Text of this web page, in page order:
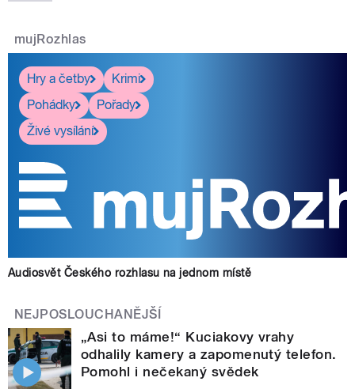
mujRozhlas
Hry a četby
Krimi
Pohádky
Pořady
Živé vysílání
Audiosvět Českého rozhlasu na jednom místě
NEJPOSLOUCHANĚJŠÍ
„Asi to máme!“ Kuciakovy vrahy
odhalily kamery a zapomenutý telefon.
Pomohl i nečekaný svědek